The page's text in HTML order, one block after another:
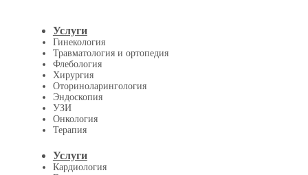
Услуги
Гинекология
Травматология и ортопедия
Флебология
Хирургия
Оториноларингология
Эндоскопия
УЗИ
Онкология
Терапия
Услуги
Кардиология